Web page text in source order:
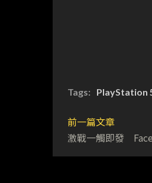
Tags: PlayStation
前一篇文章
激戰一觸即發